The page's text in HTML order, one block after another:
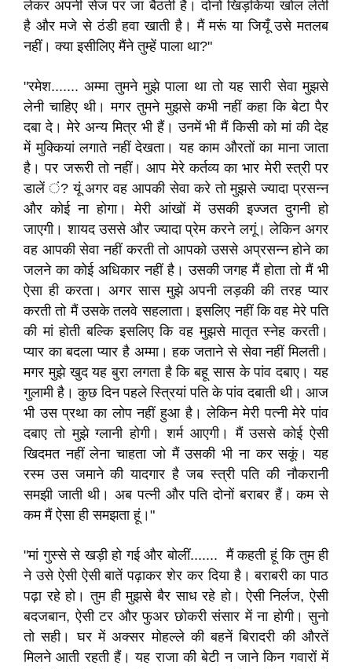
लेकर अपनी सेज पर जा बैठती है। दोनों खिड़कियां खोल लेती
है और मजे से ठंडी हवा खाती है। मैं मरूं या जियूँ उसे मतलब
नहीं। क्या इसीलिए मैंने तुम्हें पाला था?"
"रमेश....... अम्मा तुमने मुझे पाला था तो यह सारी सेवा मुझसे
लेनी चाहिए थी। मगर तुमने मुझसे कभी नहीं कहा कि बेटा पैर
दबा दे। मेरे अन्य मित्र भी हैं। उनमें भी मैं किसी को मां की देह
में मुक्कियां लगाते नहीं देखता। यह काम औरतों का माना जाता
है। पर जरूरी तो नहीं। आप मेरे कर्तव्य का भार मेरी स्त्री पर
डालें ं? यूं अगर वह आपकी सेवा करे तो मुझसे ज्यादा प्रसन्न
और कोई ना होगा। मेरी आंखों में उसकी इज्जत दुगनी हो
जाएगी। शायद उससे और ज्यादा प्रेम करने लगूं। लेकिन अगर
वह आपकी सेवा नहीं करती तो आपको उससे अप्रसन्न होने का
जलने का कोई अधिकार नहीं है। उसकी जगह मैं होता तो मैं भी
ऐसा ही करता। अगर सास मुझे अपनी लड़की की तरह प्यार
करती तो मैं उसके तलवे सहलाता। इसलिए नहीं कि वह मेरे पति
की मां होती बल्कि इसलिए कि वह मुझसे मातृत स्नेह करती।
प्यार का बदला प्यार है अम्मा। हक जताने से सेवा नहीं मिलती।
मगर मुझे खुद यह बुरा लगता है कि बहू सास के पांव दबाए। यह
गुलामी है। कुछ दिन पहले स्त्रियां पति के पांव दबाती थी। आज
भी उस प्रथा का लोप नहीं हुआ है। लेकिन मेरी पत्नी मेरे पांव
दबाए तो मुझे ग्लानी होगी। शर्म आएगी। मैं उससे कोई ऐसी
खिदमत नहीं लेना चाहता जो मैं उसकी भी ना कर सकूं। यह
रस्म उस जमाने की यादगार है जब स्त्री पति की नौकरानी
समझी जाती थी। अब पत्नी और पति दोनों बराबर हैं। कम से
कम मैं ऐसा ही समझता हूं।"
"मां गुस्से से खड़ी हो गई और बोलीं....... मैं कहती हूं कि तुम ही
ने उसे ऐसी ऐसी बातें पढ़ाकर शेर कर दिया है। बराबरी का पाठ
पढ़ा रहे हो। तुम ही मुझसे बैर साध रहे हो। ऐसी निर्लज, ऐसी
बदजबान, ऐसी टर और फुअर छोकरी संसार में ना होगी। सुनो
तो सही। घर में अक्सर मोहल्ले की बहनें बिरादरी की औरतें
मिलने आती रहती हैं। यह राजा की बेटी न जाने किन गवारों में